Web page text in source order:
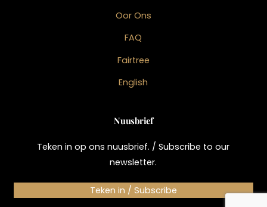
Oor Ons
FAQ
Fairtree
English
Nuusbrief
Teken in op ons nuusbrief. / Subscribe to our
newsletter.
Teken in / Subscribe